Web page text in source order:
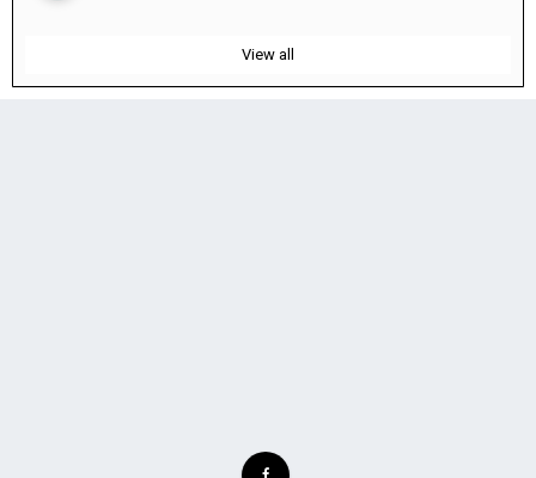
View all